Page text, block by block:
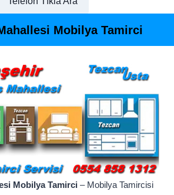
Mobilya Tamirci
Mobilya Tamirci – Mobilya Tamircisi